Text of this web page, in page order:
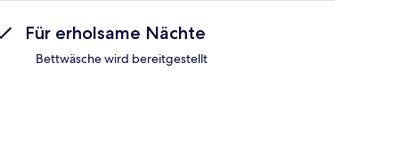
Für erholsame Nächte
Bettwäsche wird bereitgestellt